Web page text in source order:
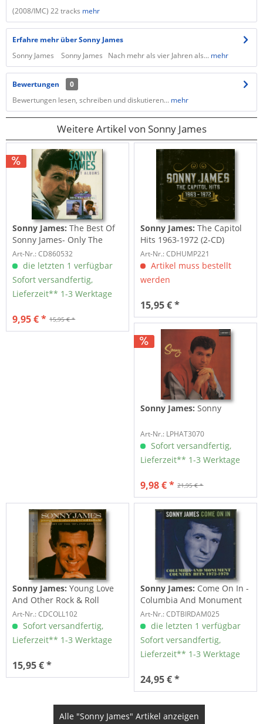
(2008/IMC) 22 tracks mehr
Erfahre mehr über Sonny James
Sonny James Sonny James Nach mehr als vier Jahren als... mehr
Bewertungen
0
Bewertungen lesen, schreiben und diskutieren... mehr
Weitere Artikel von Sonny James
Sonny James:The Best Of
Sonny James- Only The
Lonely (CD)
Art-Nr.: CD860532
die letzten 1 verfügbar
Sofort versandfertig,
Lieferzeit** 1-3 Werktage
15,95 € *
9,95 € *
Sonny James:The Capitol
Hits 1963-1972 (2-CD)
Art-Nr.: CDHUMP221
Artikel muss bestellt
werden
15,95 € *
Sonny James:Sonny
Art-Nr.: LPHAT3070
Sofort versandfertig,
Lieferzeit** 1-3 Werktage
21,95 € *
9,98 € *
Sonny James:Young Love
And Other Rock & Roll
Ballads (CD)
Art-Nr.: CDCOLL102
Sofort versandfertig,
Lieferzeit** 1-3 Werktage
15,95 € *
Sonny James: Come On In -
Columbia And Monument
Country Hits...
Art-Nr.: CDTBIRDAM025
die letzten 1 verfügbar
Sofort versandfertig,
Lieferzeit** 1-3 Werktage
24,95 € *
Alle "Sonny James" Artikel anzeigen